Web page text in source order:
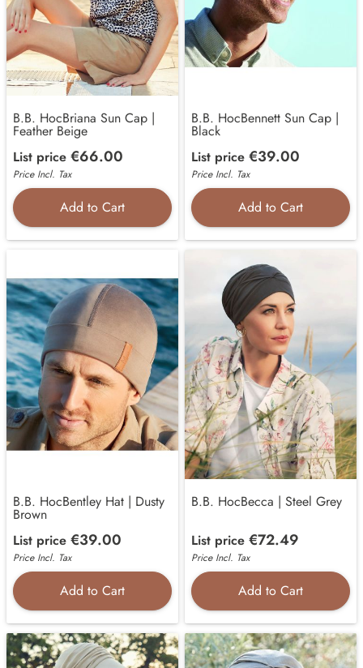
B.B. HocBriana Sun Cap |
Feather Beige
List price €66.00
Price Incl. Tax
Add to Cart
B.B. HocBennett Sun Cap |
Black
List price €39.00
Price Incl. Tax
Add to Cart
B.B. HocBentley Hat | Dusty
Brown
List price €39.00
Price Incl. Tax
Add to Cart
B.B. HocBecca | Steel Grey
List price €72.49
Price Incl. Tax
Add to Cart